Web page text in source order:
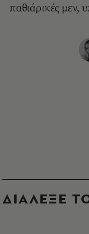
παθιάρικές μεν,
ΔΙΑΛΕΞΕ